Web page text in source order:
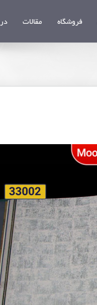
فروشگاه مقالات